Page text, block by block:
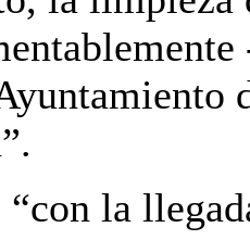
“con la